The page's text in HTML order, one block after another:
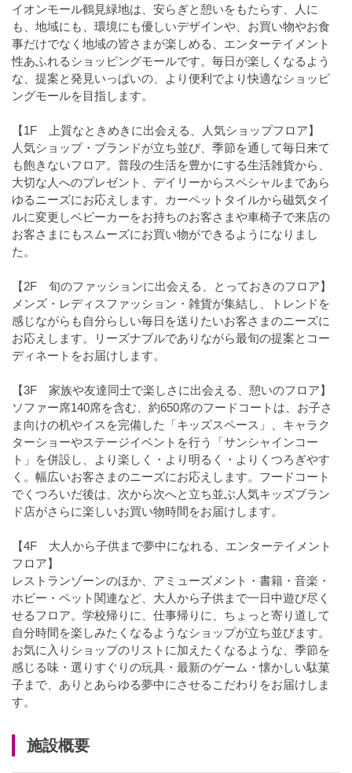
イオンモール鶴見緑地は、安らぎと憩いをもたらす、人に
も、地域にも、環境にも優しいデザインや、お買い物やお食
事だけでなく地域の皆さまが楽しめる、エンターテイメント
性あふれるショッピングモールです。毎日が楽しくなるよう
な、提案と発見いっぱいの、より便利でより快適なショッピ
ングモールを目指します。
【1F 上質なときめきに出会える、人気ショップフロア】
人気ショップ・ブランドが立ち並び、季節を通して毎日来て
も飽きないフロア。普段の生活を豊かにする生活雑貨から、
大切な人へのプレゼント、デイリーからスペシャルまであら
ゆるニーズにお応えします。カーペットタイルから磁気タイ
ルに変更しベビーカーをお持ちのお客さまや車椅子で来店の
お客さまにもスムーズにお買い物ができるようになりまし
た。
【2F 旬のファッションに出会える、とっておきのフロア】
メンズ・レディスファッション・雑貨が集結し、トレンドを
感じながらも自分らしい毎日を送りたいお客さまのニーズに
お応えします。リーズナブルでありながら最旬の提案とコー
ディネートをお届けします。
【3F 家族や友達同士で楽しさに出会える、憩いのフロア】
ソファー席140席を含む、約650席のフードコートは、お子さ
ま向けの机やイスを完備した「キッズスペース」、キャラク
ターショーやステージイベントを行う「サンシャインコー
ト」を併設し、より楽しく・より明るく・よりくつろぎやす
く。幅広いお客さまのニーズにお応えします。フードコート
でくつろいだ後は、次から次へと立ち並ぶ人気キッズブラン
ド店がさらに楽しいお買い物時間をお届けします。
【4F 大人から子供まで夢中になれる、エンターテイメント
フロア】
レストランゾーンのほか、アミューズメント・書籍・音楽・
ホビー・ペット関連など、大人から子供まで一日中遊び尽く
せるフロア。学校帰りに、仕事帰りに、ちょっと寄り道して
自分時間を楽しみたくなるようなショップが立ち並びます。
お気に入りショップのリストに加えたくなるような、季節を
感じる味・選りすぐりの玩具・最新のゲーム・懐かしい駄菓
子まで、ありとあらゆる夢中にさせるこだわりをお届けしま
す。
施設概要